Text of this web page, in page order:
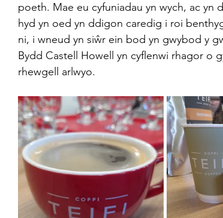
poeth. Mae eu cyfuniadau yn wych, ac
hyd yn oed yn ddigon caredig i roi
ni, i wneud yn siŵr ein bod yn gwybod y
Bydd Castell Howell yn cyflenwi rhagor o
rhewgell arlwyo.